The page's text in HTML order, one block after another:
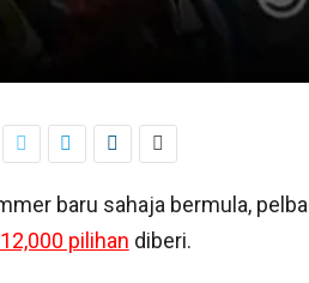
baru sahaja bermula,
12,000 pilihan diberi.